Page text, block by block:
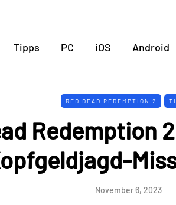
Tipps PC iOS Android
RED DEAD REDEMPTION 2
Redemption
November 6, 2023